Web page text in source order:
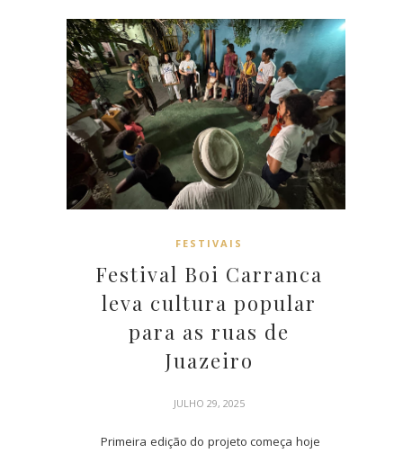
FESTIVAIS
Festival Boi Carranca
leva cultura popular
para as ruas de
Juazeiro
JULHO 29, 2025
Primeira edição do projeto começa hoje